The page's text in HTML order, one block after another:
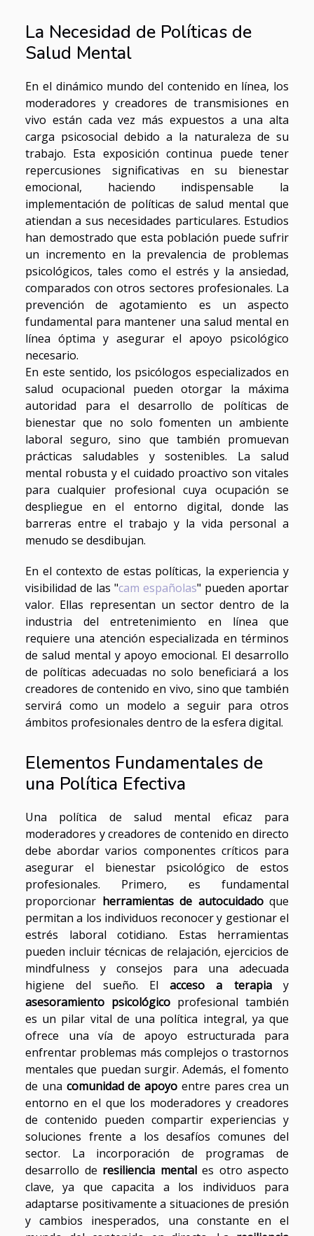
La Necesidad de Políticas de
Salud Mental
En el dinámico mundo del contenido en línea, los
moderadores y creadores de transmisiones en
vivo están cada vez más expuestos a una alta
carga psicosocial debido a la naturaleza de su
trabajo. Esta exposición continua puede tener
repercusiones significativas en su bienestar
emocional, haciendo indispensable la
implementación de políticas de salud mental que
atiendan a sus necesidades particulares. Estudios
han demostrado que esta población puede sufrir
un incremento en la prevalencia de problemas
psicológicos, tales como el estrés y la ansiedad,
comparados con otros sectores profesionales. La
prevención de agotamiento es un aspecto
fundamental para mantener una salud mental en
línea óptima y asegurar el apoyo psicológico
necesario.
En este sentido, los psicólogos especializados en
salud ocupacional pueden otorgar la máxima
autoridad para el desarrollo de políticas de
bienestar que no solo fomenten un ambiente
laboral seguro, sino que también promuevan
prácticas saludables y sostenibles. La salud
mental robusta y el cuidado proactivo son vitales
para cualquier profesional cuya ocupación se
despliegue en el entorno digital, donde las
barreras entre el trabajo y la vida personal a
menudo se desdibujan.
En el contexto de estas políticas, la experiencia y
visibilidad de las "cam españolas" pueden aportar
valor. Ellas representan un sector dentro de la
industria del entretenimiento en línea que
requiere una atención especializada en términos
de salud mental y apoyo emocional. El desarrollo
de políticas adecuadas no solo beneficiará a los
creadores de contenido en vivo, sino que también
servirá como un modelo a seguir para otros
ámbitos profesionales dentro de la esfera digital.
Elementos Fundamentales de
una Política Efectiva
Una política de salud mental eficaz para
moderadores y creadores de contenido en directo
debe abordar varios componentes críticos para
asegurar el bienestar psicológico de estos
profesionales. Primero, es fundamental
proporcionar herramientas de autocuidadoque
permitan a los individuos reconocer y gestionar el
estrés laboral cotidiano. Estas herramientas
pueden incluir técnicas de relajación, ejercicios de
mindfulness y consejos para una adecuada
higiene del sueño. Elacceso a terapiay
asesoramiento psicológico profesional también
es un pilar vital de una política integral, ya que
ofrece una vía de apoyo estructurada para
enfrentar problemas más complejos o trastornos
mentales que puedan surgir. Además, el fomento
de una comunidad de apoyo entre pares crea un
entorno en el que los moderadores y creadores
de contenido pueden compartir experiencias y
soluciones frente a los desafíos comunes del
sector. La incorporación de programas de
desarrollo de resiliencia mentales otro aspecto
clave, ya que capacita a los individuos para
adaptarse positivamente a situaciones de presión
y cambios inesperados, una constante en el